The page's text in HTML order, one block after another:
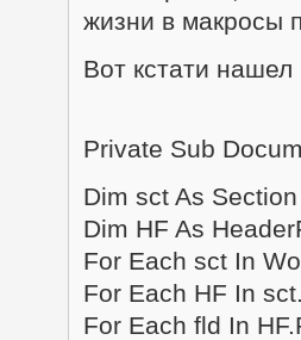
жизни в макросы
Вот кстати
Private Sub
Dim sct As Section
Dim HF As
For Each sct In
For Each HF In
For Each fld In